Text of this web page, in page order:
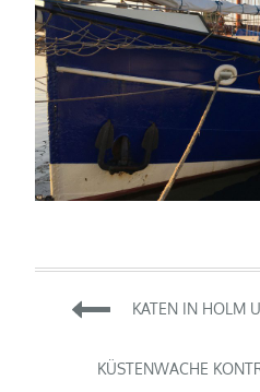
KATEN IN HOLM
KÜSTENWACHE